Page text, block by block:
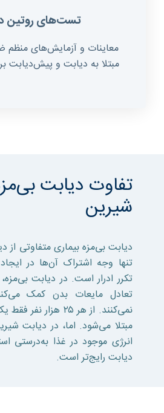
تست‌های روتین
معاینات و آزمایش‌های منظم
مبتلا به دیابت و پیش‌دیابت
تفاوت دیابت
شیرین
دیابت بی‌مزه بیماری متفاوتی
تنها وجه اشتراک آن‌ها در
تکرر ادرار است. در دیابت
تعادل مایعات بدن کمک
نمی‌کنند. از هر ۲۵
مبتلا می‌شود. اما، در دیابت
انرژی موجود در غذا به‌درستی
دیابت رایج‌تر است.